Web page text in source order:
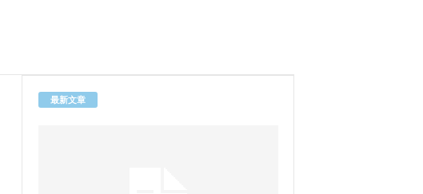
最新文章